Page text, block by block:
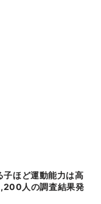
人の調査結果発